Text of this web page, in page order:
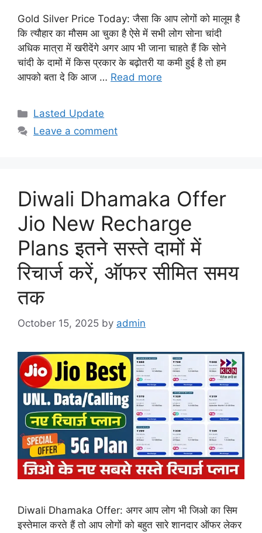
Gold Silver Price Today: जैसा कि आप लोगों को मालूम है
कि त्यौहार का मौसम आ चुका है ऐसे में सभी लोग सोना चांदी
अधिक मात्रा में खरीदेंगे अगर आप भी जाना चाहते हैं कि सोने
चांदी के दामों में किस प्रकार के बढ़ोतरी या कमी हुई है तो हम
आपको बता दे कि आज … Read more
Categories
Lasted Update
Leave a comment
Diwali Dhamaka Offer
Jio New Recharge
Plans इतने सस्ते दामों में
रिचार्ज करें, ऑफर सीमित समय
तक
October 15, 2025 by admin
Diwali Dhamaka Offer: अगर आप लोग भी जिओ का सिम
इस्तेमाल करते हैं तो आप लोगों को बहुत सारे शानदार ऑफर लेकर